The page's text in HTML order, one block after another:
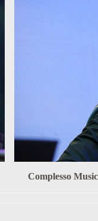
Complesso